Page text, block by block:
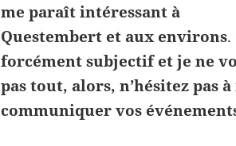
me paraît intéressant à
Questembert et aux environs.
forcément subjectif et je ne
pas tout, alors, n’hésitez pas à
communiquer vos